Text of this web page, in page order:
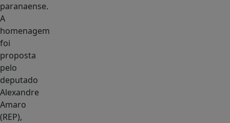
paranaense.
A
homenagem
foi
proposta
pelo
deputado
Alexandre
Amaro
(REP),